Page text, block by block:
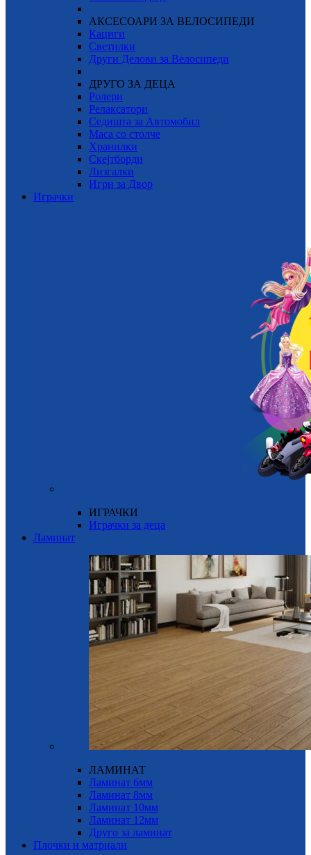
АКСЕСОАРИ ЗА ВЕЛОСИПЕДИ
Кациги
Светилки
Други Делови за Велосипеди
ДРУГО ЗА ДЕЦА
Ролери
Релаксатори
Седишта за Автомобил
Маса со столче
Хранилки
Скејтборди
Лизгалки
Игри за Двор
Играчки
ИГРАЧКИ
Играчки за деца
Ламинат
ЛАМИНАТ
Ламинат 6мм
Ламинат 8мм
Ламинат 10мм
Ламинат 12мм
Друго за ламинат
Плочки и матриали